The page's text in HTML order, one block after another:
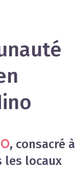
, consacré à
les locaux